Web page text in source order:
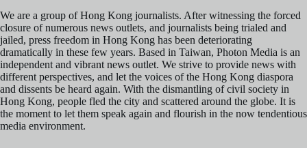
We are a group of Hong Kong journalists. After witnessing the forced
closure of numerous news outlets, and journalists being trialed and
jailed, press freedom in Hong Kong has been deteriorating
dramatically in these few years. Based in Taiwan, Photon Media is an
independent and vibrant news outlet. We strive to provide news with
different perspectives, and let the voices of the Hong Kong diaspora
and dissents be heard again. With the dismantling of civil society in
Hong Kong, people fled the city and scattered around the globe. It is
the moment to let them speak again and flourish in the now tendentious
media environment.